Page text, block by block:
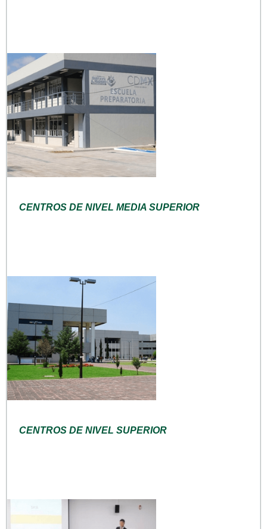
CENTROS DE NIVEL MEDIA SUPERIOR
CENTROS DE NIVEL SUPERIOR